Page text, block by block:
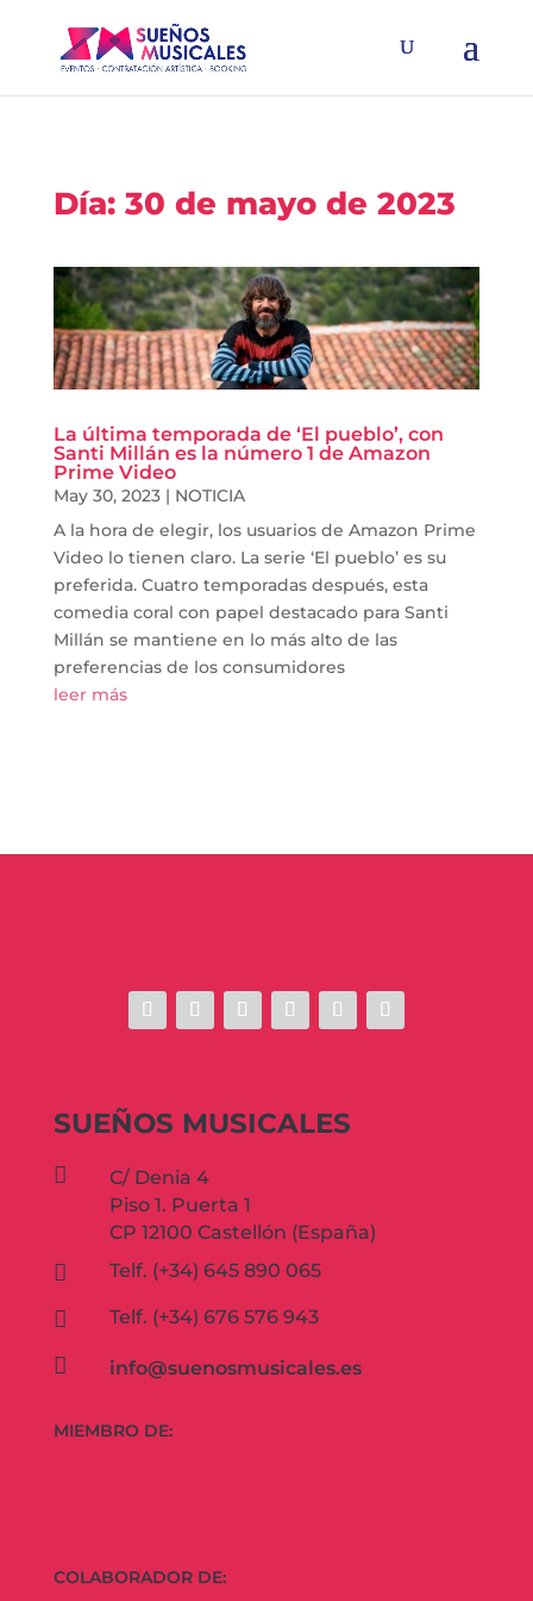
Día: 30 de mayo de 2023
La última temporada de ‘El pueblo’, con
Santi Millán es la número 1 de Amazon
Prime Video
May 30, 2023| NOTICIA
A la hora de elegir, los usuarios de Amazon Prime
Video lo tienen claro. La serie ‘El pueblo’ es su
preferida. Cuatro temporadas después, esta
comedia coral con papel destacado para Santi
Millán se mantiene en lo más alto de las
preferencias de los consumidores
leer más
SUEÑOS MUSICALES

C/ Denia 4
Piso 1. Puerta 1
CP 12100 Castellón (España)
 Telf. (+34) 645 890 065
 Telf. (+34) 676 576 943
 info@suenosmusicales.es
MIEMBRO DE:
COLABORADOR DE: